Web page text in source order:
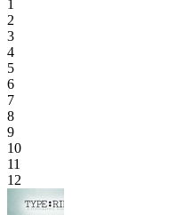
1
2
3
4
5
6
7
8
9
10
11
12